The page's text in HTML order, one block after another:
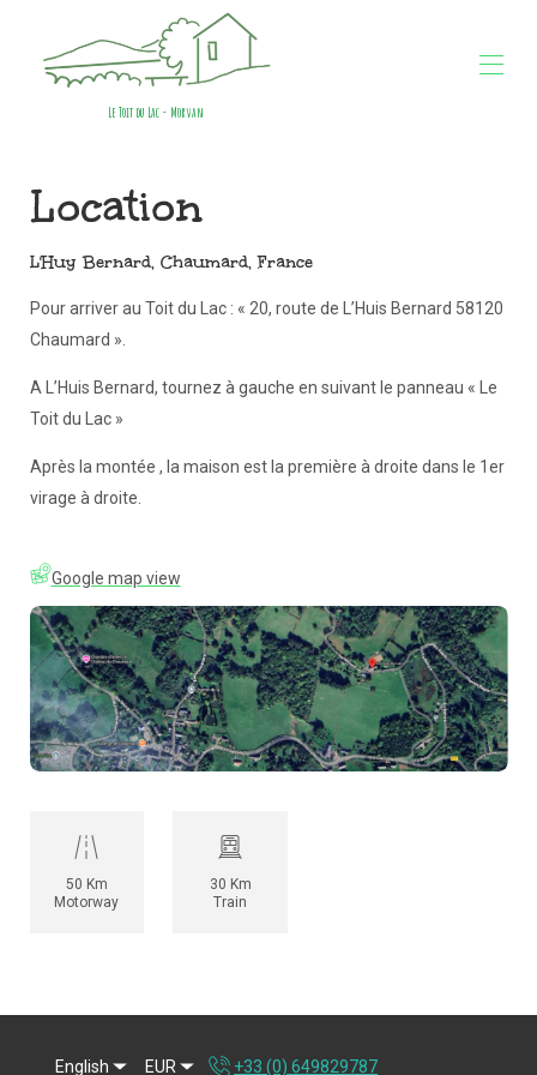
Le Toit du Lac - Morvan
Contact
Reviews
Location
L'Huy Bernard, Chaumard, France
Google map view
Pour arriver au Toit du Lac : « 20, route de L’Huis Bernard 58120
Chaumard ».
A L’Huis Bernard, tournez à gauche en suivant le panneau « Le
Toit du Lac »
Après la montée , la maison est la première à droite dans le 1er
virage à droite.
50 Km
Motorway
30 Km
Train
English EUR +33 (0) 649829787